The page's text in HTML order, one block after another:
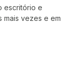
escritório e
mais vezes e em